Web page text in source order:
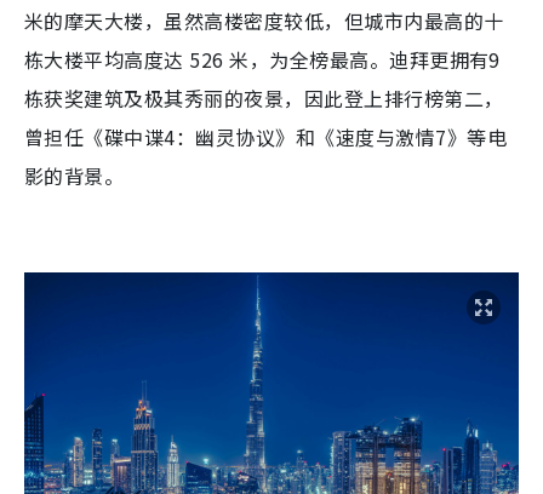
米的摩天大楼，虽然高楼密度较低，但城市内最高的十
栋大楼平均高度达 526 米，为全榜最高。迪拜更拥有9
栋获奖建筑及极其秀丽的夜景，因此登上排行榜第二，
曾担任《碟中谍4：幽灵协议》和《速度与激情7》等电
影的背景。